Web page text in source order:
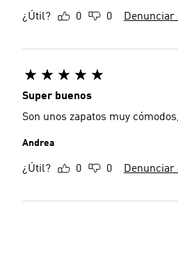
¿Útil? 0 0 Denunciar
Super buenos
Son unos zapatos muy
Andrea
¿Útil? 0 0 Denunciar